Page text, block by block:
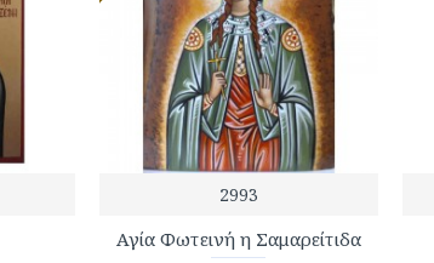
2993
Αγία Φωτεινή η Σαμαρείτιδα